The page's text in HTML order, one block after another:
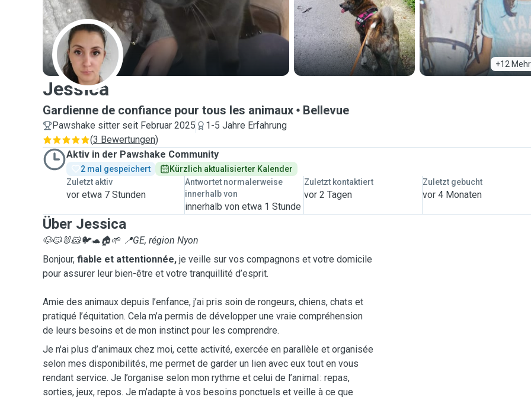
+12 Mehr
J
Jessica
Gardienne de confiance pour tous les animaux Bellevue
Pawshake sitter seit Februar 2025
1-5 Jahre Erfahrung
(3 Bewertungen)
Aktiv in der Pawshake Community
2 mal gespeichert
Kürzlich aktualisierter Kalender
Zuletzt aktiv
vor etwa 7 Stunden
Antwortet normalerweise
innerhalb von
innerhalb von etwa 1 Stunde
Zuletzt kontaktiert
vor 2 Tagen
Zuletzt gebucht
vor 4 Monaten
Über Jessica
🐶🐱🐰🐹🐦🐢🏠🌱 📍GE, région Nyon
Bonjour, fiable et attentionnée, je veille sur vos compagnons et votre domicile
pour assurer leur bien-être et votre tranquillité d’esprit.
Amie des animaux depuis l’enfance, j’ai pris soin de rongeurs, chiens, chats et
pratiqué l’équitation. Cela m’a permis de développer une vraie compréhension
de leurs besoins et de mon instinct pour les comprendre.
Je n'ai plus d’animaux chez moi, cette activité, exercée en parallèle et organisée
selon mes disponibilités, me permet de garder un lien avec eux tout en vous
rendant service. Je l’organise selon mon rythme et celui de l’animal : repas,
sorties, jeux, repos. Je m’adapte à vos besoins ponctuels et veille à ce que